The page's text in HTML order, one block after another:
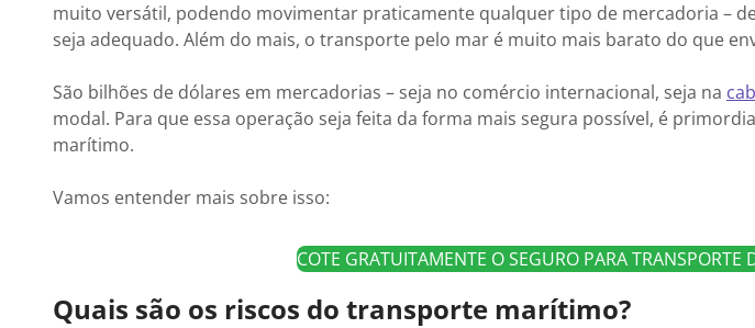
muito versátil, podendo movimentar praticamente qualquer tipo de mercadoria –
seja adequado. Além do mais, o transporte pelo mar é muito mais barato do que
São bilhões de dólares em mercadorias – seja no comércio internacional, seja na
modal. Para que essa operação seja feita da forma mais segura possível, é
marítimo.
Vamos entender mais sobre isso:
COTE GRATUITAMENTE O SEGURO PARA TRANSPORTE
Quais são os riscos do transporte marítimo?